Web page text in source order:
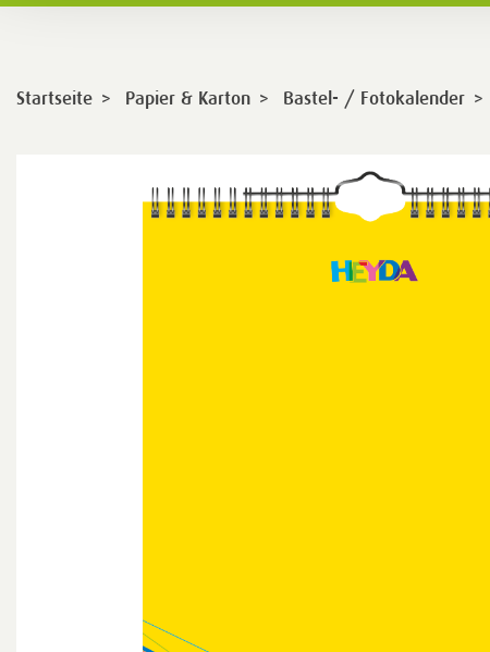
Startseite > Papier & Karton > Bastel- / Fotokalender >